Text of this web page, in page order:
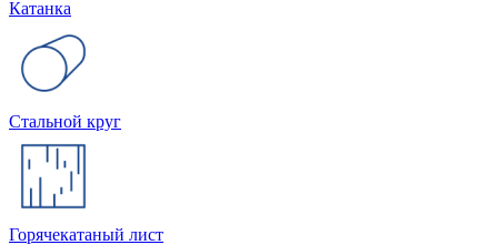
Катанка
Стальной круг
Горячекатаный лист